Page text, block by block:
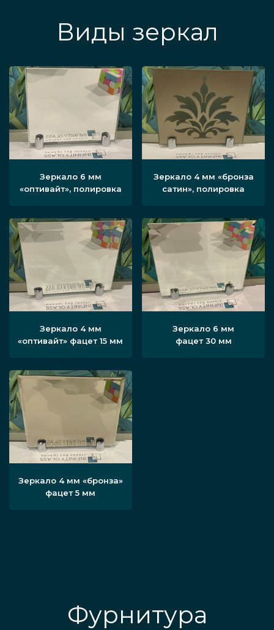
Виды зеркал
Зеркало 6 мм
«оптивайт», полировка
Зеркало 4 мм «бронза
сатин», полировка
Зеркало 4 мм
«оптивайт» фацет 15 мм
Зеркало 6 мм
фацет 30 мм
Зеркало 4 мм «бронза»
фацет 5 мм
Фурнитура